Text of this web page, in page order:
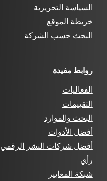
السياسة التحريرية
خريطة الموقع
البحث حسب الشركة
روابط مفيدة
الفعاليات
التقييمات
البحث والموارد
أفضل الأدوات
أفضل شركات النشر الرقمي
رأي
شبكة المعايير